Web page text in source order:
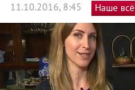
11.10.2016, 8:45 Наше всё